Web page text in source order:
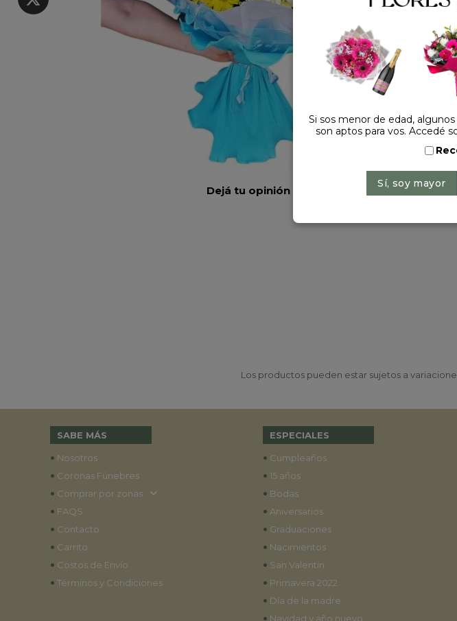
Dejá tu opinión
Los productos pueden estar sujetos a
SABE MÁS
• Nosotros
• Coronas Fúnebres
• Comprar por zonas
• FAQS
• Contacto
• Carrito
• Costos de Envío
• Términos y Condiciones
ESPECIALES
• Cumpleaños
• 15 años
• Bodas
• Aniversarios
• Graduaciones
• Nacimientos
• San Valentín
• Primavera 2022
• Día de la madre
• Navidad y año nuevo
Si sos menor de edad,
son aptos para vos. Accedé